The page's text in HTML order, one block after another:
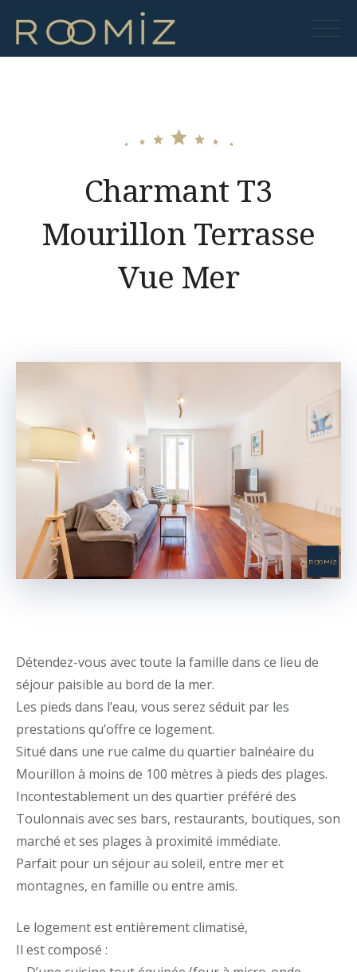
content
Charmant T3
Mourillon Terrasse
Vue Mer
Détendez-vous avec toute la famille dans ce lieu de
séjour paisible au bord de la mer.
Les pieds dans l’eau, vous serez séduit par les
prestations qu’offre ce logement.
Situé dans une rue calme du quartier balnéaire du
Mourillon à moins de 100 mètres à pieds des plages.
Incontestablement un des quartier préféré des
Toulonnais avec ses bars, restaurants, boutiques, son
marché et ses plages à proximité immédiate.
Parfait pour un séjour au soleil, entre mer et
montagnes, en famille ou entre amis.
Le logement est entièrement climatisé,
Il est composé :